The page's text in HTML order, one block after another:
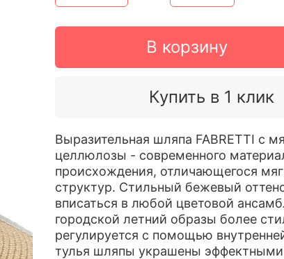
В корзину
Купить в 1 клик
Выразительная шляпа FABRETTI с
целлюлозы - современного
происхождения, отличающегося
структур. Стильный бежевый
вписаться в любой цветовой
городской летний образы более
регулируется с помощью
тулья шляпы украшены